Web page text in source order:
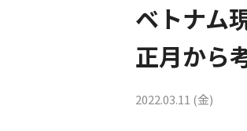
ベトナム
正月から
2022.03.11 (金)